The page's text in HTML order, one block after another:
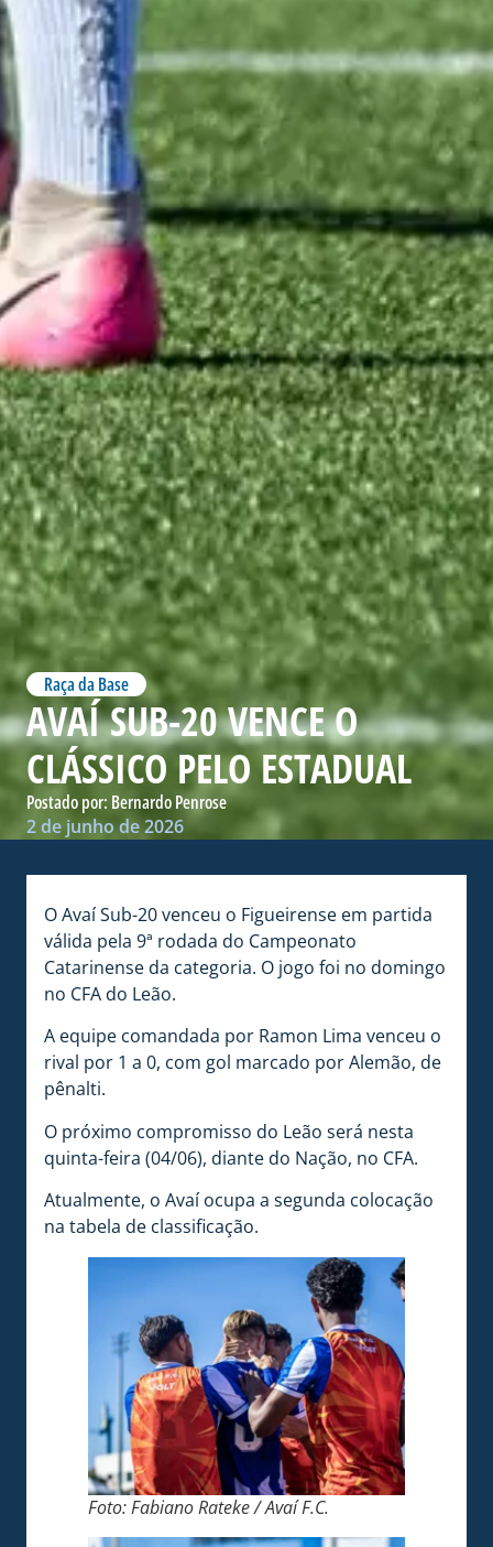
Raça da Base
AVAÍ SUB-20 VENCE O
CLÁSSICO PELO ESTADUAL
Postado por: Bernardo Penrose
2 de junho de 2026
O Avaí Sub-20 venceu o Figueirense em partida
válida pela 9ª rodada do Campeonato
Catarinense da categoria. O jogo foi no domingo
no CFA do Leão.
A equipe comandada por Ramon Lima venceu o
rival por 1 a 0, com gol marcado por Alemão, de
pênalti.
O próximo compromisso do Leão será nesta
quinta-feira (04/06), diante do Nação, no CFA.
Atualmente, o Avaí ocupa a segunda colocação
na tabela de classificação.
Foto: Fabiano Rateke / Avaí F.C.